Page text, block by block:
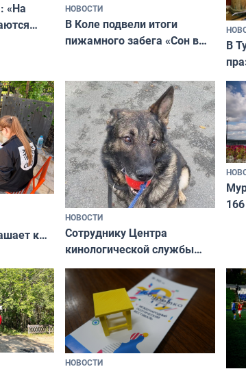
«На
НОВОСТИ
В Коле подвели итоги
пижамного забега «Сон в
В
к
НОВОСТИ
Сотруднику Центра
кинологической службы
ищут новый дом
НОВОСТИ